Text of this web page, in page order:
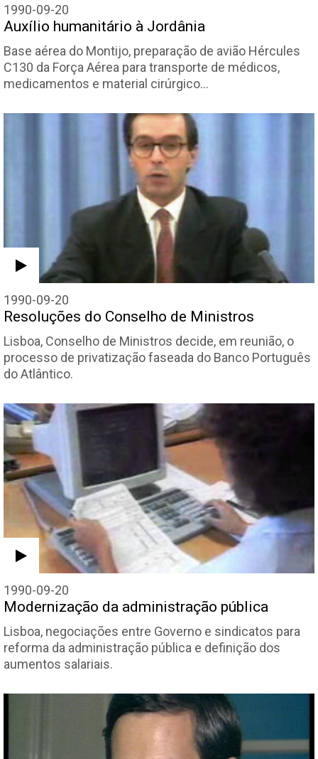
1990-09-20
Auxílio humanitário à Jordânia
Base aérea do Montijo, preparação de avião Hércules
C130 da Força Aérea para transporte de médicos,
medicamentos e material cirúrgico…
1990-09-20
Resoluções do Conselho de Ministros
Lisboa, Conselho de Ministros decide, em reunião, o
processo de privatização faseada do Banco Português
do Atlântico.
1990-09-20
Modernização da administração pública
Lisboa, negociações entre Governo e sindicatos para
reforma da administração pública e definição dos
aumentos salariais.